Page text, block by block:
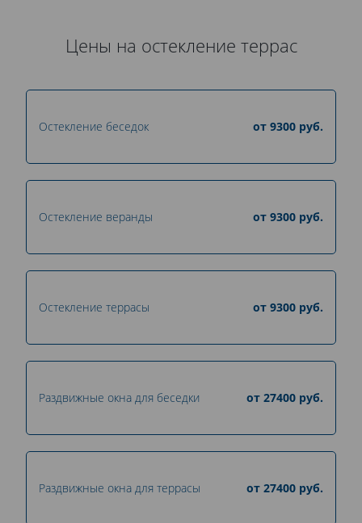
Цены на остекление террас
Остекление беседок от 9300 руб.
Остекление веранды от 9300 руб.
Остекление террасы от 9300 руб.
Раздвижные окна для беседки от 27400 руб.
Раздвижные окна для террасы от 27400 руб.